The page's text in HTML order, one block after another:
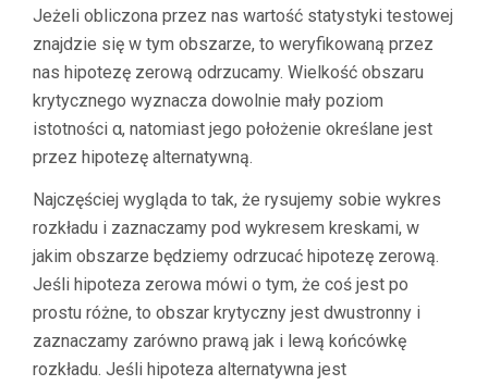
Jeżeli obliczona przez nas wartość statystyki testowej
znajdzie się w tym obszarze, to weryfikowaną przez
nas hipotezę zerową odrzucamy. Wielkość obszaru
krytycznego wyznacza dowolnie mały poziom
istotności α, natomiast jego położenie określane jest
przez hipotezę alternatywną.
Najczęściej wygląda to tak, że rysujemy sobie wykres
rozkładu i zaznaczamy pod wykresem kreskami, w
jakim obszarze będziemy odrzucać hipotezę zerową.
Jeśli hipoteza zerowa mówi o tym, że coś jest po
prostu różne, to obszar krytyczny jest dwustronny i
zaznaczamy zarówno prawą jak i lewą końcówkę
rozkładu. Jeśli hipoteza alternatywna jest